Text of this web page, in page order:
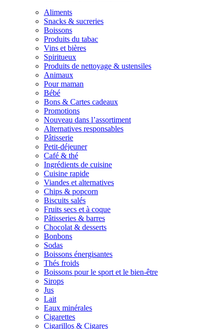
Aliments
Snacks & sucreries
Boissons
Produits du tabac
Vins et bières
Spiritueux
Produits de nettoyage & ustensiles
Animaux
Pour maman
Bébé
Bons & Cartes cadeaux
Promotions
Nouveau dans l’assortiment
Alternatives responsables
Pâtisserie
Petit-déjeuner
Café & thé
Ingrédients de cuisine
Cuisine rapide
Viandes et alternatives
Chips & popcorn
Biscuits salés
Fruits secs et à coque
Pâtisseries & barres
Chocolat & desserts
Bonbons
Sodas
Boissons énergisantes
Thés froids
Boissons pour le sport et le bien-être
Sirops
Jus
Lait
Eaux minérales
Cigarettes
Cigarillos & Cigares